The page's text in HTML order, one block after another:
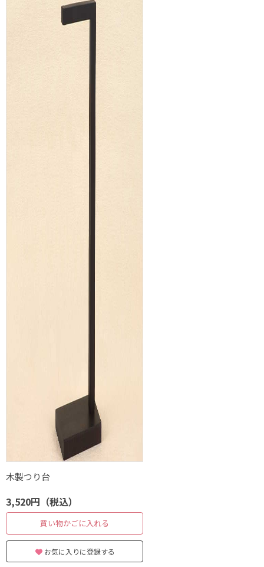
木製つり台
3,520円（税込）
買い物かごに入れる
お気に入りに登録する